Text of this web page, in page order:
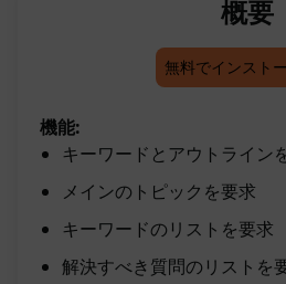
概要
無料でインスト
機能:
キーワードとアウトライン
メインのトピックを要求
キーワードのリストを要求
解決すべき質問のリストを